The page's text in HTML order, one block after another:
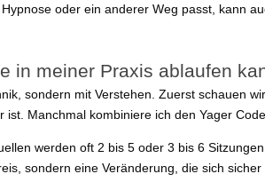
oder ein anderer Weg passt, kann
in meiner Praxis ablaufen
sondern mit Verstehen. Zuerst schauen
Manchmal kombiniere ich den Yager
werden oft 2 bis 5 oder 3 bis 6
sondern eine Veränderung, die sich sicher